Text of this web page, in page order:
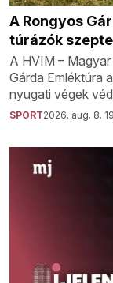
A Rongyos
túrázók
A HVIM –
Gárda Emléktúra
nyugati végek
SPORT2026. aug. 8.